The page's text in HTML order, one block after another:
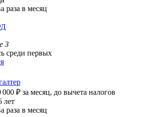
раза в месяц
3
среди первых
000 ₽ за месяц, до вычета налогов
лет
раза в месяц